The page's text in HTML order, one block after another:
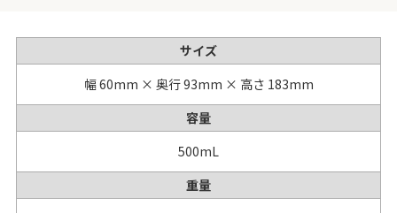
サイズ
幅 60mm × 奥行 93mm × 高さ 183mm
容量
500mL
重量